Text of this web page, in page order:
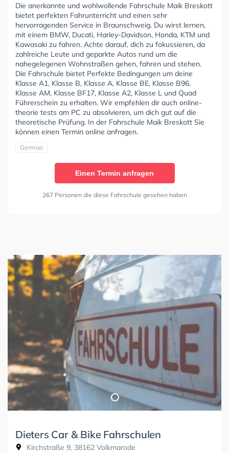
Die anerkannte und wohlwollende Fahrschule Maik Breskott
bietet perfekten Fahrunterricht und einen sehr
hervorragenden Service in Braunschweig. Du wirst lernen,
mit einem BMW, Ducati, Harley-Davidson, Honda, KTM und
Kawasaki zu fahren. Achte darauf, dich zu fokussieren, da
zahlreiche Leute und geparkte Autos rund um die
nahegelegenen Wohnstraßen gehen, fahren und stehen.
Die Fahrschule bietet Perfekte Bedingungen um deine
Klasse A1, Klasse B, Klasse A, Klasse BE, Klasse B96,
Klasse AM, Klasse BF17, Klasse A2, Klasse L und Quad
Führerschein zu erhalten. Wir empfehlen dir auch online-
theorie tests am PC zu absolvieren, um dich gut auf die
theoretische Prüfung. In der Fahrschule Maik Breskott Sie
können einen Termin online anfragen.
German
Einen Termin anfragen
267 Personen die diese Fahrschule gesehen haben
Dieters Car & Bike Fahrschulen
Kirchstraße 9, 38162 Volkmarode